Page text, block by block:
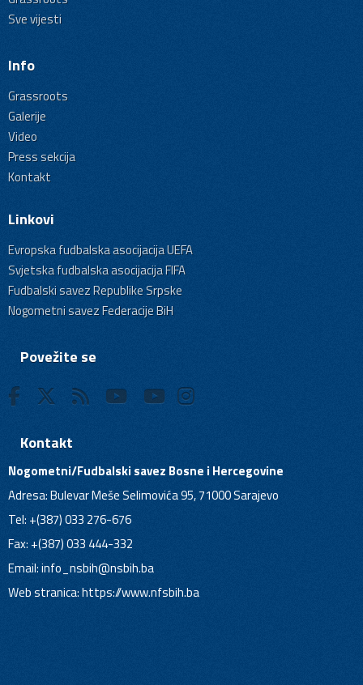
Sve vijesti
Info
Grassroots
Galerije
Video
Press sekcija
Kontakt
Linkovi
Evropska fudbalska asocijacija UEFA
Svjetska fudbalska asocijacija FIFA
Fudbalski savez Republike Srpske
Nogometni savez Federacije BiH
Povežite se
Kontakt
Nogometni/Fudbalski savez Bosne i Hercegovine
Adresa: Bulevar Meše Selimovića 95, 71000 Sarajevo
Tel: +(387) 033 276-676
Fax: +(387) 033 444-332
Email:info_nsbih@nsbih.ba
Web stranica: https://www.nfsbih.ba